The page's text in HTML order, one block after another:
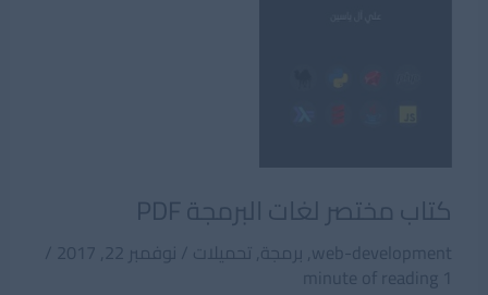
كتاب مختصر لغات البرمجة PDF
web-development
, برمجة,تحميلات / نوفمبر 22, 2017 /
1 minute of reading